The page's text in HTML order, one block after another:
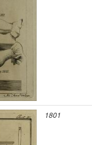
1801